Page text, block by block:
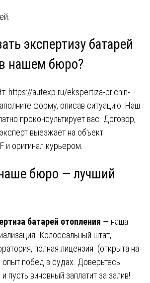
экспертизу батарей
нашем бюро?
https://autexp.ru/ekspertiza-prichin-
форму, описав ситуацию. Наш
проконсультирует вас. Договор,
выезжает на объект.
и оригинал курьером.
бюро — лучший
батарей отопления — наша
Колоссальный штат,
полная лицензия (открыта на
опыт побед в судах. Доверьтесь
пусть виновный заплатит за залив!